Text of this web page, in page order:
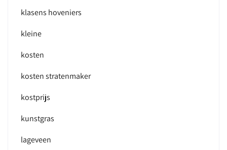
klasens hoveniers
kleine
kosten
kosten stratenmaker
kostprijs
kunstgras
lageveen